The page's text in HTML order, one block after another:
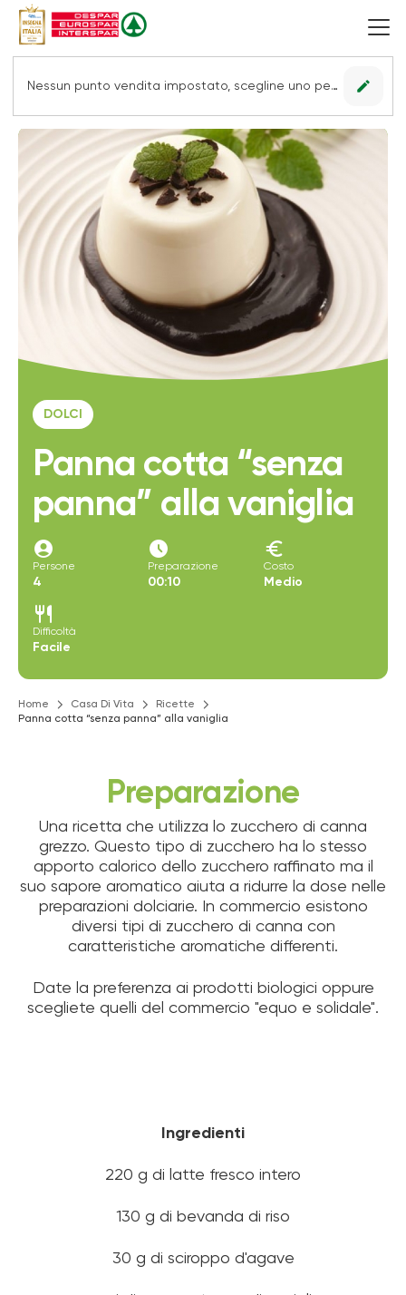
Nessun punto vendita impostato, scegline uno per vedere le offerte. edit
DOLCI
Panna cotta “senza
panna” alla vaniglia
account_circle
Persone
4
access_time_filled
Preparazione
00:10
euro
Costo
Medio
restaurant
Difficoltà
Facile
Home Casa Di Vita
Ricette
Panna cotta “senza panna” alla vaniglia
Preparazione
Una ricetta che utilizza lo zucchero di canna
grezzo. Questo tipo di zucchero ha lo stesso
apporto calorico dello zucchero raffinato ma il
suo sapore aromatico aiuta a ridurre la dose nelle
preparazioni dolciarie. In commercio esistono
diversi tipi di zucchero di canna con
caratteristiche aromatiche differenti.
Date la preferenza ai prodotti biologici oppure
scegliete quelli del commercio "equo e solidale".
Ingredienti
220 g di latte fresco intero
130 g di bevanda di riso
30 g di sciroppo d'agave